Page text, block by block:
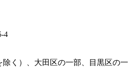
4
除く）、大田区の一部、目黒区の一